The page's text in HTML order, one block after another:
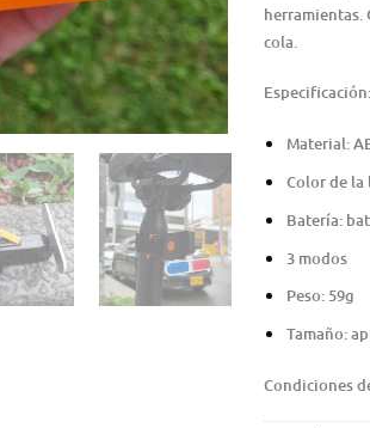
herramientas.
cola.
Especificación:
Material:
Color de la
Batería:
3 modos
Peso: 59g
Tamaño:
Condiciones